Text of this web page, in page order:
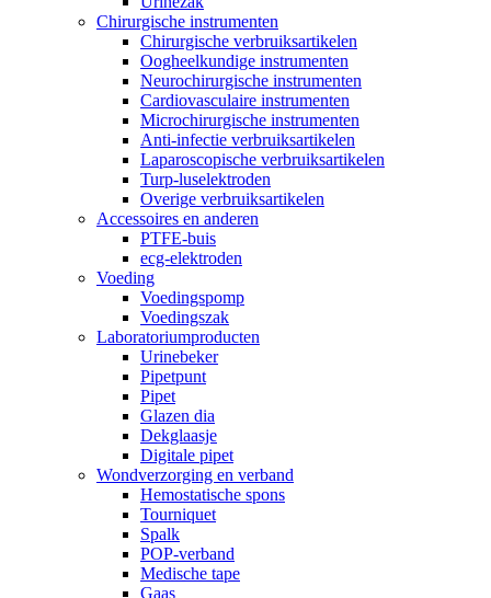
Chirurgische instrumenten
Chirurgische verbruiksartikelen
Oogheelkundige instrumenten
Neurochirurgische instrumenten
Cardiovasculaire instrumenten
Microchirurgische instrumenten
Anti-infectie verbruiksartikelen
Laparoscopische verbruiksartikelen
Turp-luselektroden
Overige verbruiksartikelen
Accessoires en anderen
PTFE-buis
ecg-elektroden
Voeding
Voedingspomp
Voedingszak
Laboratoriumproducten
Urinebeker
Pipetpunt
Pipet
Glazen dia
Dekglaasje
Digitale pipet
Wondverzorging en verband
Hemostatische spons
Tourniquet
Spalk
POP-verband
Medische tape
Gaas